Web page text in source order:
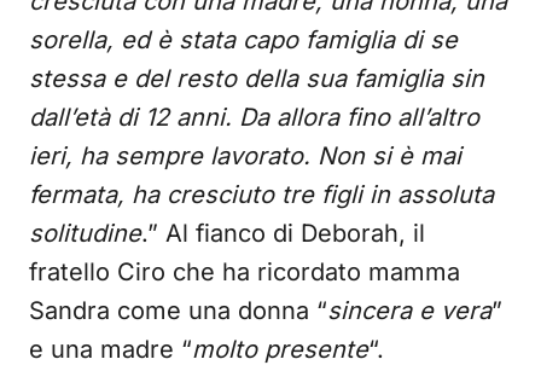
sorella, ed è stata capo famiglia di se
stessa e del resto della sua famiglia sin
dall’età di 12 anni. Da allora fino all’altro
ieri, ha sempre lavorato. Non si è mai
fermata, ha cresciuto tre figli in assoluta
solitudine.” Al fianco di Deborah, il
fratello Ciro che ha ricordato mamma
Sandra come una donna “sincera e vera”
e una madre “molto presente“.